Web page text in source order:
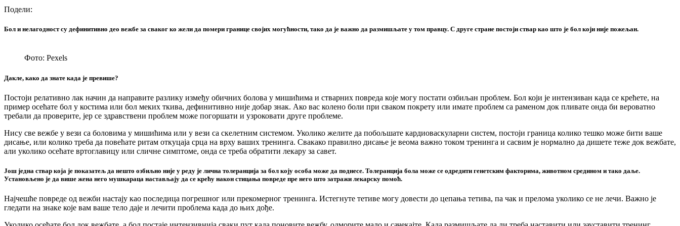
Подели:
Бол и нелагодност су дефинитивно део вежбе за сваког ко жели да помери границе својих могућности, тако да је важно да размишљате у том правцу. С друге стране постоји ствар као што је бол који није пожељан.
Фото: Pexels
Дакле, како да знате када је превише?
Постоји релативно лак начин да направите разлику између обичних болова у мишићима и стварних повреда које могу постати озбиљан проблем. Бол који је интензиван када се крећете, на
пример осећате бол у костима или бол меких ткива, дефинитивно није добар знак. Ако вас колено боли при сваком покрету или имате проблем са раменом док пливате онда би вероватно
требали да проверите, јер се здравствени проблем може погоршати и узроковати друге проблеме.
Нису све вежбе у вези са боловима у мишићима или у вези са скелетним системом. Уколико желите да побољшате кардиоваскуларни систем, постоји граница колико тешко може бити ваше
дисање, или колико треба да повећате ритам откуцаја срца на врху ваших тренинга. Свакако правилно дисање је веома важно током тренинга и сасвим је нормално да дишете теже док вежбате,
али уколико осећате вртоглавицу или сличне симптоме, онда се треба обратити лекару за савет.
Још једна ствар која је показатељ да нешто озбиљно није у реду је лична толеранција за бол коју особа може да поднесе. Толеранција бола може се одредити генетским факторима, животном средином и тако даље.
Установљено је да више жена него мушкараца настављају да се крећу након стицања повреде пре него што затражи лекарску помоћ.
Најчешће повреде од вежби настају као последица погрешног или прекомерног тренинга. Истегнуте тетиве могу довести до цепања тетива, па чак и прелома уколико се не лечи. Важно је
гледати на знаке које вам ваше тело даје и лечити проблема када до њих дође.